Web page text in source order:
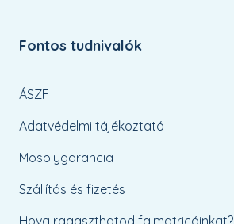
Fontos tudnivalók
ÁSZF
Adatvédelmi tájékoztató
Mosolygarancia
Szállítás és fizetés